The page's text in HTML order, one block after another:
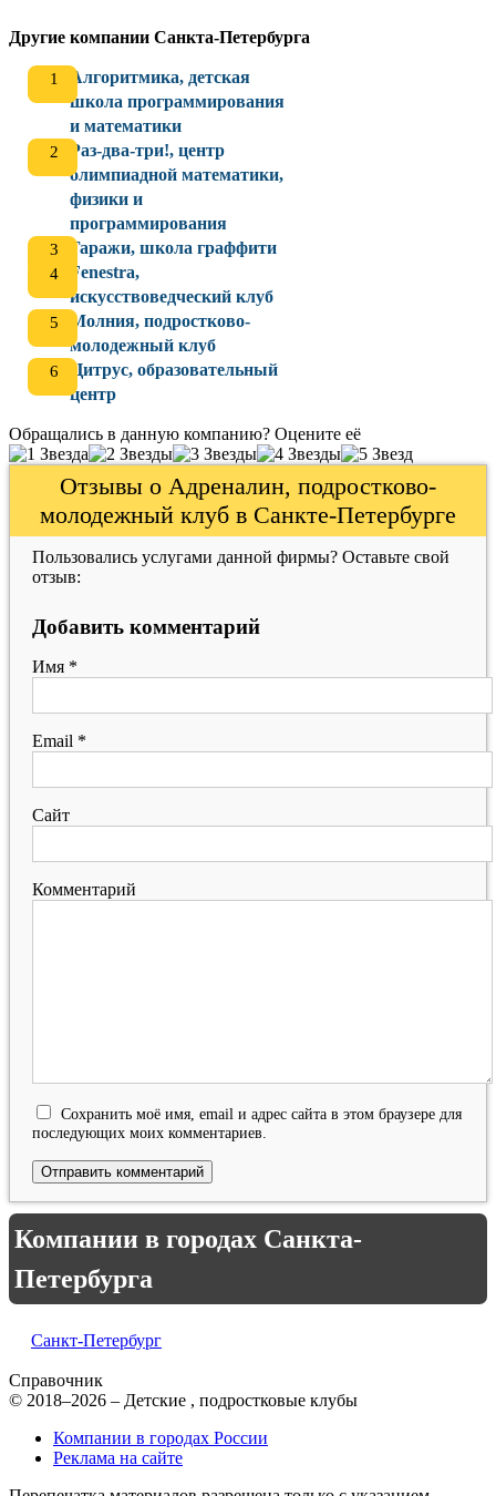
Другие компании Санкта-Петербурга
Алгоритмика, детская
школа программирования
и математики
Раз-два-три!, центр
олимпиадной математики,
физики и
программирования
Гаражи, школа граффити
Fenestra,
искусствоведческий клуб
Молния, подростково-
молодежный клуб
Цитрус, образовательный
центр
Обращались в данную компанию? Оцените её
Отзывы о Адреналин, подростково-
молодежный клуб в Санкте-Петербурге
Пользовались услугами данной фирмы? Оставьте свой
отзыв:
Добавить комментарий
Имя *
Email *
Сайт
Комментарий
Сохранить моё имя, email и адрес сайта в этом браузере для
последующих моих комментариев.
Компании в городах Санкта-
Петербурга
Санкт-Петербург
Справочник
© 2018–2026 – Детские , подростковые клубы
Компании в городах России
Реклама на сайте